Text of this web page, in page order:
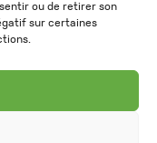
ou de retirer son
sur certaines